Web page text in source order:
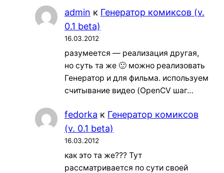
admin к Генератор комиксов (v.
0.1 beta)
16.03.2012
разумеется — реализация другая,
но суть та же 🙂 можно реализовать
Генератор и для фильма. используем
считывание видео (OpenCV шаг…
fedorka к Генератор комиксов
(v. 0.1 beta)
16.03.2012
как это та же??? Тут
рассматривается по сути своей